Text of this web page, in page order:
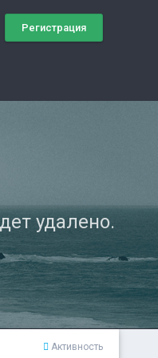
Регистрация
удалено.
Активность